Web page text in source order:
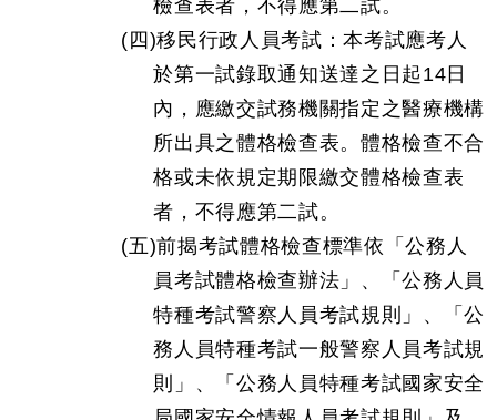
檢查表者，不得應第二試。
(四)移民行政人員考試：本考試應考人
於第一試錄取通知送達之日起14日
內，應繳交試務機關指定之醫療機構
所出具之體格檢查表。體格檢查不合
格或未依規定期限繳交體格檢查表
者，不得應第二試。
(五)前揭考試體格檢查標準依「公務人
員考試體格檢查辦法」、「公務人員
特種考試警察人員考試規則」、「公
務人員特種考試一般警察人員考試規
則」、「公務人員特種考試國家安全